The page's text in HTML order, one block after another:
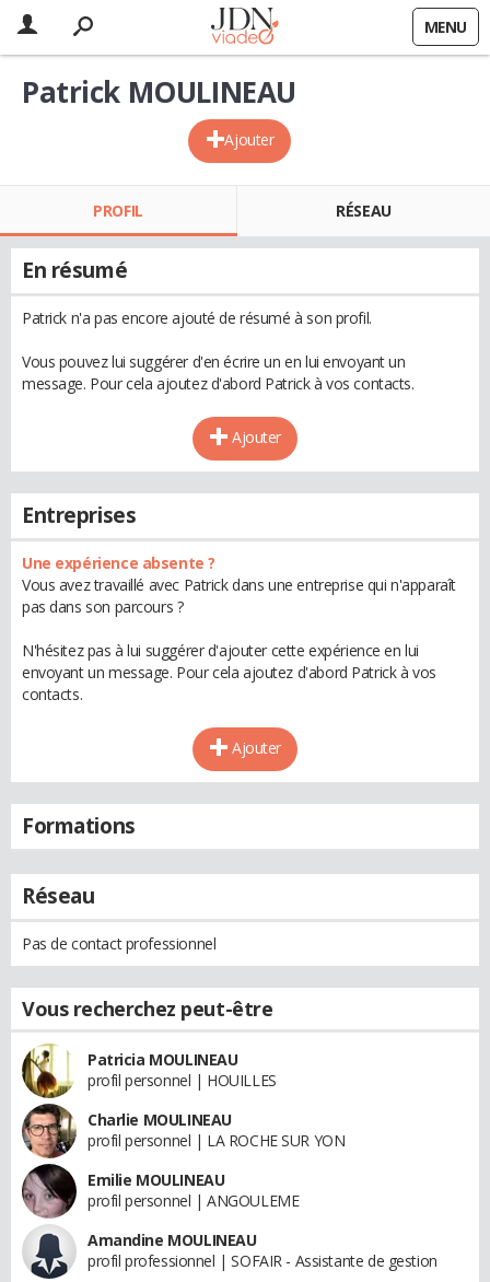
MENU
Ajouter
Patrick MOULINEAU
PROFIL RÉSEAU
En résumé
Patrick n'a pas encore ajouté de résumé à son profil.
Vous pouvez lui suggérer d'en écrire un en lui envoyant un
message. Pour cela ajoutez d'abord Patrick à vos contacts.
Ajouter
Entreprises
Une expérience absente ?
Vous avez travaillé avec Patrick dans une entreprise qui n'apparaît
pas dans son parcours ?
N'hésitez pas à lui suggérer d'ajouter cette expérience en lui
envoyant un message. Pour cela ajoutez d'abord Patrick à vos
contacts.
Ajouter
Formations
Réseau
Pas de contact professionnel
Vous recherchez peut-être
Patricia MOULINEAU
profil personnel | HOUILLES
Charlie MOULINEAU
profil personnel | LA ROCHE SUR YON
Emilie MOULINEAU
profil personnel | ANGOULEME
Amandine MOULINEAU
profil professionnel | SOFAIR - Assistante de gestion